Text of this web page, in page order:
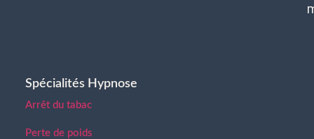
Spécialités Hypnose
Arrêt du tabac
Perte de poids